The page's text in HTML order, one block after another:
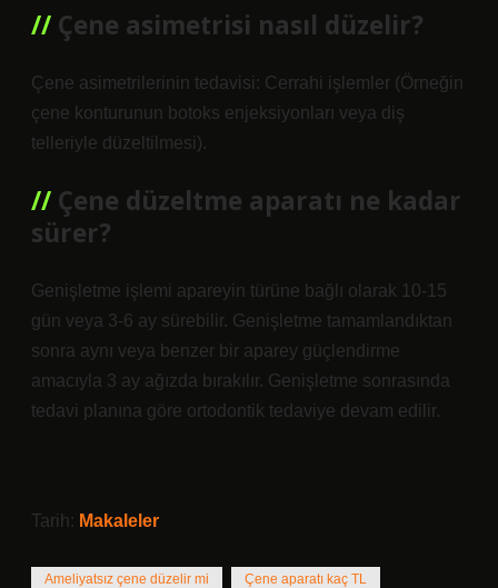
Çene asimetrisi nasıl düzelir?
Çene asimetrilerinin tedavisi: Cerrahi işlemler (Örneğin
çene konturunun botoks enjeksiyonları veya diş
telleriyle düzeltilmesi).
Çene düzeltme aparatı ne kadar
sürer?
Genişletme işlemi apareyin türüne bağlı olarak 10-15
gün veya 3-6 ay sürebilir. Genişletme tamamlandıktan
sonra aynı veya benzer bir aparey güçlendirme
amacıyla 3 ay ağızda bırakılır. Genişletme sonrasında
tedavi planına göre ortodontik tedaviye devam edilir.
Tarih: Makaleler
Ameliyatsız çene düzelir mi Çene aparatı kaç TL